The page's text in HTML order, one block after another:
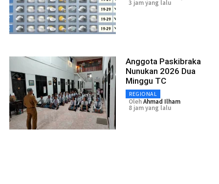
3 jam yang lalu
Anggota Paskibraka
Nunukan 2026 Dua
Minggu TC
REGIONAL
OlehAhmad Ilham
8 jam yang lalu